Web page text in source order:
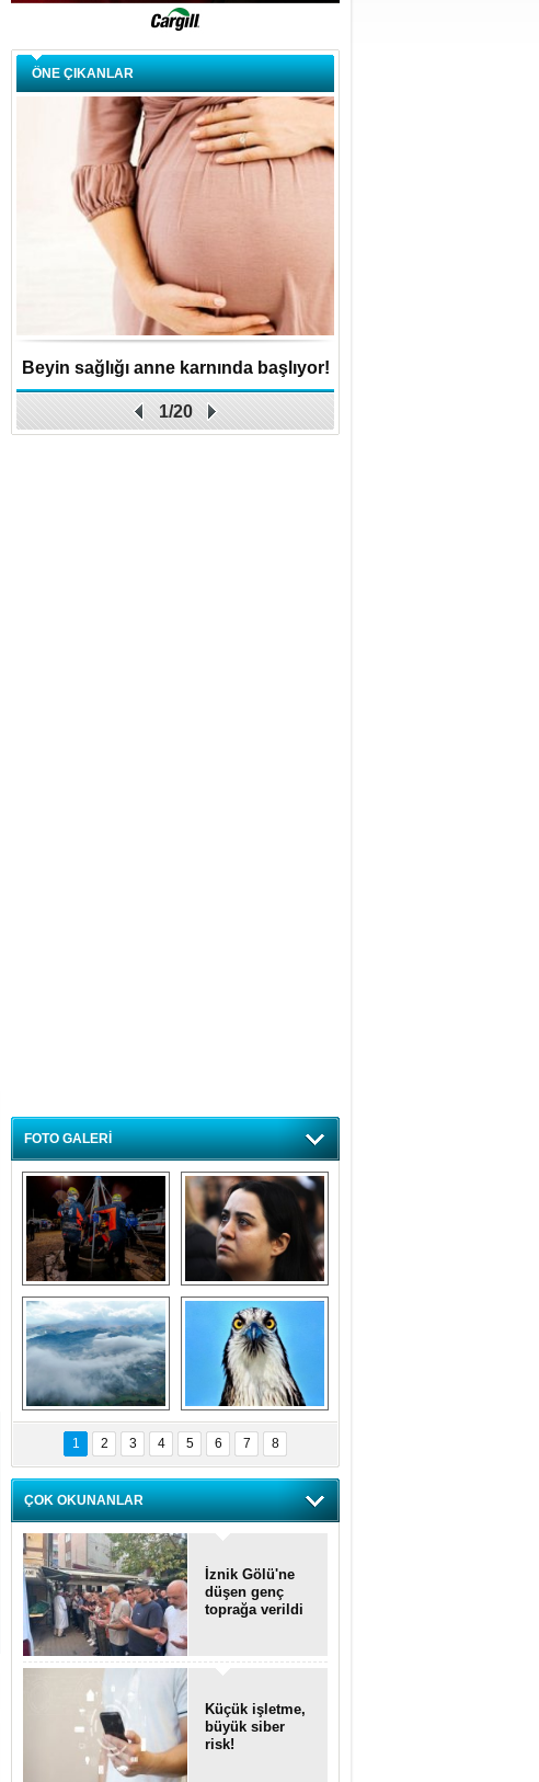
ÖNE ÇIKANLAR
Beyin sağlığı anne karnında başlıyor!
1/20
FOTO GALERİ
Bursa'da deprem
tatbikatı gerçeğini
aratmadı
Özlem ve minnetle
anıyoruz
Bursa'dan
büyüleyen
fotoğraflar
Balık Kartalı
Bursa’da
görüntülendi
1 2 3 4 5 6 7 8
ÇOK OKUNANLAR
İznik Gölü'ne
düşen genç
toprağa verildi
Küçük işletme,
büyük siber
risk!